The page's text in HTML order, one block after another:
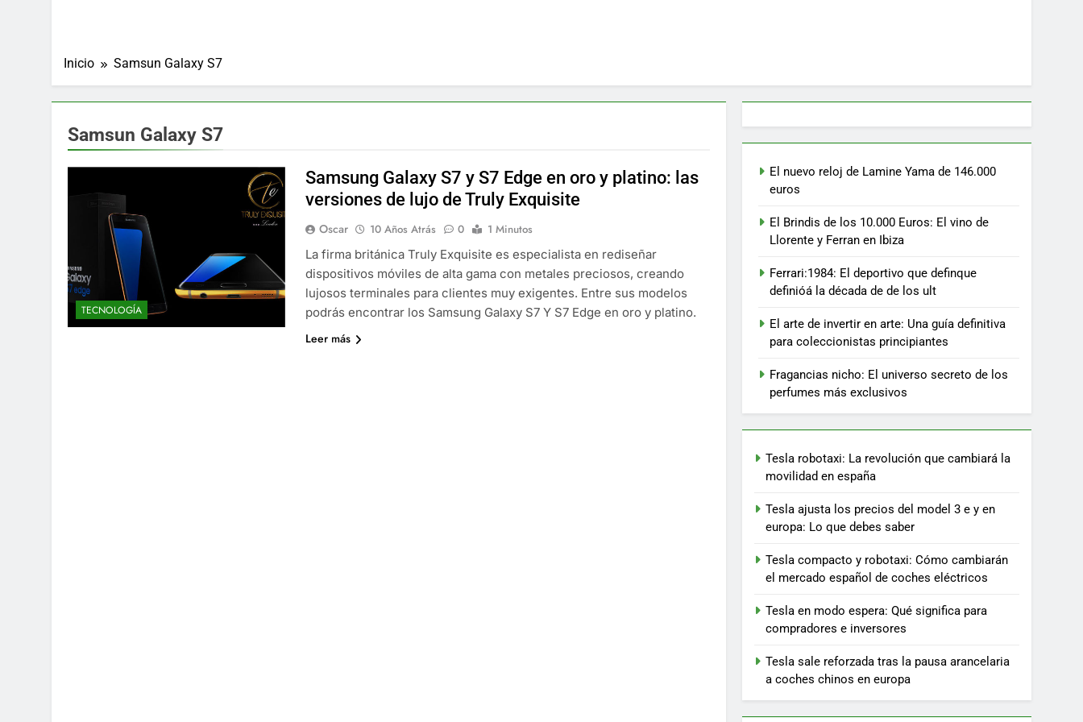
Inicio Samsun Galaxy S7
Samsun Galaxy S7
TECNOLOGÍA
Samsung Galaxy S7 y S7 Edge en oro y platino: las
versiones de lujo de Truly Exquisite
Oscar 10 Años Atrás 0
1 Minutos
La firma británica Truly Exquisite es especialista en rediseñar
dispositivos móviles de alta gama con metales preciosos, creando
lujosos terminales para clientes muy exigentes. Entre sus modelos
podrás encontrar los Samsung Galaxy S7 Y S7 Edge en oro y platino.
Leer más
El nuevo reloj de Lamine Yama de 146.000
euros
El Brindis de los 10.000 Euros: El vino de
Llorente y Ferran en Ibiza
Ferrari:1984: El deportivo que definque
definióá la década de de los ult
El arte de invertir en arte: Una guía definitiva
para coleccionistas principiantes
Fragancias nicho: El universo secreto de los
perfumes más exclusivos
Tesla robotaxi: La revolución que cambiará la
movilidad en españa
Tesla ajusta los precios del model 3 e y en
europa: Lo que debes saber
Tesla compacto y robotaxi: Cómo cambiarán
el mercado español de coches eléctricos
Tesla en modo espera: Qué significa para
compradores e inversores
Tesla sale reforzada tras la pausa arancelaria
a coches chinos en europa